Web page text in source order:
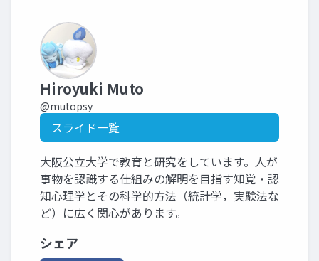
Hiroyuki Muto
@mutopsy
スライド一覧
大阪公立大学で教育と研究をしています。人が
事物を認識する仕組みの解明を目指す知覚・認
知心理学とその科学的方法（統計学，実験法な
ど）に広く関心があります。
シェア